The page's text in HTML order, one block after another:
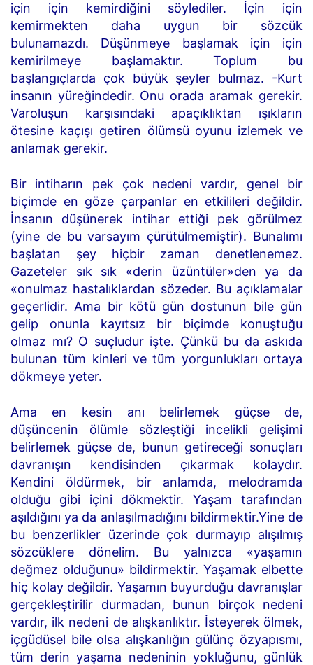
için için kemirdiğini söylediler. İçin için
kemirmekten daha uygun bir sözcük
bulunamazdı. Düşünmeye başlamak için için
kemirilmeye başlamaktır. Toplum bu
başlangıçlarda çok büyük şeyler bulmaz. -Kurt
insanın yüreğindedir. Onu orada aramak gerekir.
Varoluşun karşısındaki apaçıklıktan ışıkların
ötesine kaçışı getiren ölümsü oyunu izlemek ve
anlamak gerekir.
Bir intiharın pek çok nedeni vardır, genel bir
biçimde en göze çarpanlar en etkilileri değildir.
İnsanın düşünerek intihar ettiği pek görülmez
(yine de bu varsayım çürütülmemiştir). Bunalımı
başlatan şey hiçbir zaman denetlenemez.
Gazeteler sık sık «derin üzüntüler»den ya da
«onulmaz hastalıklardan sözeder. Bu açıklamalar
geçerlidir. Ama bir kötü gün dostunun bile gün
gelip onunla kayıtsız bir biçimde konuştuğu
olmaz mı? O suçludur işte. Çünkü bu da askıda
bulunan tüm kinleri ve tüm yorgunlukları ortaya
dökmeye yeter.
Ama en kesin anı belirlemek güçse de,
düşüncenin ölümle sözleştiği incelikli gelişimi
belirlemek güçse de, bunun getireceği sonuçları
davranışın kendisinden çıkarmak kolaydır.
Kendini öldürmek, bir anlamda, melodramda
olduğu gibi içini dökmektir. Yaşam tarafından
aşıldığını ya da anlaşılmadığını bildirmektir.Yine de
bu benzerlikler üzerinde çok durmayıp alışılmış
sözcüklere dönelim. Bu yalnızca «yaşamın
değmez olduğunu» bildirmektir. Yaşamak elbette
hiç kolay değildir. Yaşamın buyurduğu davranışlar
gerçekleştirilir durmadan, bunun birçok nedeni
vardır, ilk nedeni de alışkanlıktır. İsteyerek ölmek,
içgüdüsel bile olsa alışkanlığın gülünç özyapısmı,
tüm derin yaşama nedeninin yokluğunu, günlük